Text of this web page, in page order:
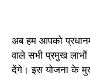
अब हम आपको
वाले सभी प्रमुख
देंगे। इस योजना के